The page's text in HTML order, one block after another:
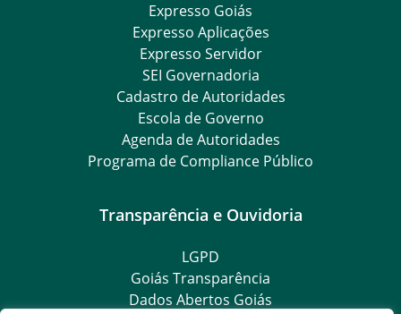
Expresso Goiás
Expresso Aplicações
Expresso Servidor
SEI Governadoria
Cadastro de Autoridades
Escola de Governo
Agenda de Autoridades
Programa de Compliance Público
Transparência e Ouvidoria
LGPD
Goiás Transparência
Dados Abertos Goiás